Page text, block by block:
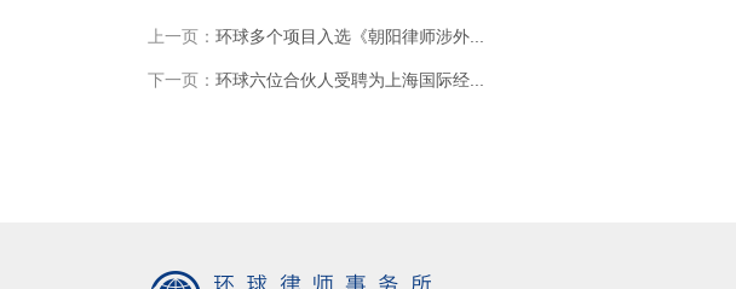
上一页： 环球多个项目入选《朝阳律师涉外...
下一页： 环球六位合伙人受聘为上海国际经...